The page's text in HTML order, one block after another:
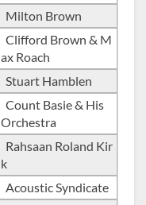
Milton Brown
Clifford Brown & M
ax Roach
Stuart Hamblen
Count Basie & His
Orchestra
Rahsaan Roland Kir
k
Acoustic Syndicate